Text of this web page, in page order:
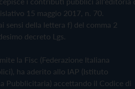
15 maggio 2017, n. 70.
sensi della lettera f) del comma 2
decreto Lgs.
la Fisc (Federazione Italiana
ha aderito allo IAP (Istituto
Pubblicitaria) accettando il Codice di